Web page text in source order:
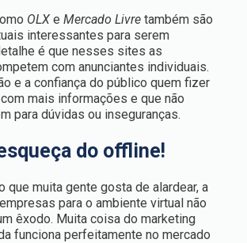
OLX e Mercado Livretambém são
interessantes para serem
é que nesses sites as
com anunciantes individuais.
e a confiança do público quem fizer
mais informações e que não
para dúvidas ou inseguranças.
do offline!
que muita gente gosta de alardear, a
para o ambiente virtual não
êxodo. Muita coisa do marketing
funciona perfeitamente no mercado